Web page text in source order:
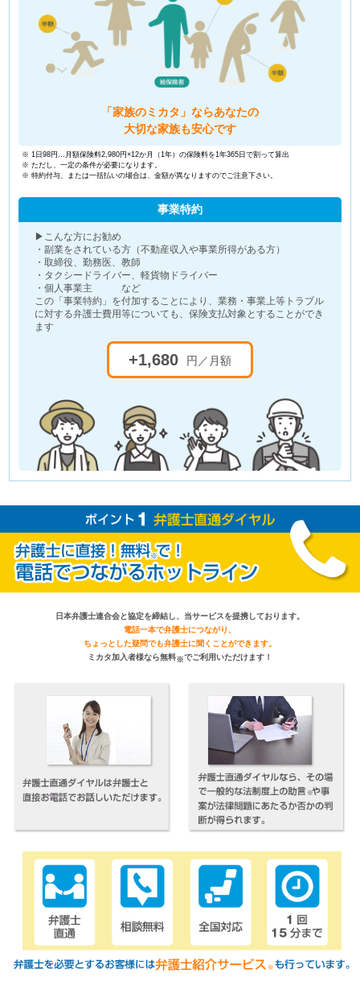
「家族のミカタ」ならあなたの
大切な家族も安心です
※ 1日98円…月額保険料2,980円×12か月（1年）の保険料を1年365日で割って算出
※ ただし、一定の条件が必要になります。
※ 特約付与、または一括払いの場合は、金額が異なりますのでご注意下さい。
事業特約
▶こんな方にお勧め
・副業をされている方（不動産収入や事業所得がある方）
・取締役、勤務医、教師
・タクシードライバー、軽貨物ドライバー
・個人事業主 など
この「事業特約」を付加することにより、業務・事業上等トラブル
に対する弁護士費用等についても、保険支払対象とすることができ
ます
+1,680 円／月額
日本弁護士連合会と協定を締結し、当サービスを提携しております。
電話一本で弁護士につながり、
ちょっとした疑問でも弁護士に聞くことができます。
ミカタ加入者様なら無料※でご利用いただけます！